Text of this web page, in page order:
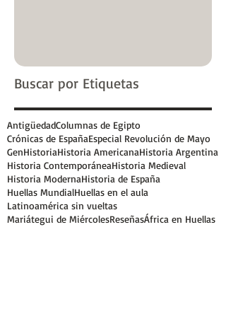
Buscar por Etiquetas
AntigüedadColumnas de Egipto
Crónicas de EspañaEspecial Revolución de Mayo
GenHistoriaHistoria AmericanaHistoria Argentina
Historia ContemporáneaHistoria Medieval
Historia ModernaHistoria de España
Huellas MundialHuellas en el aula
Latinoamérica sin vueltas
Mariátegui de MiércolesReseñasÁfrica en Huellas